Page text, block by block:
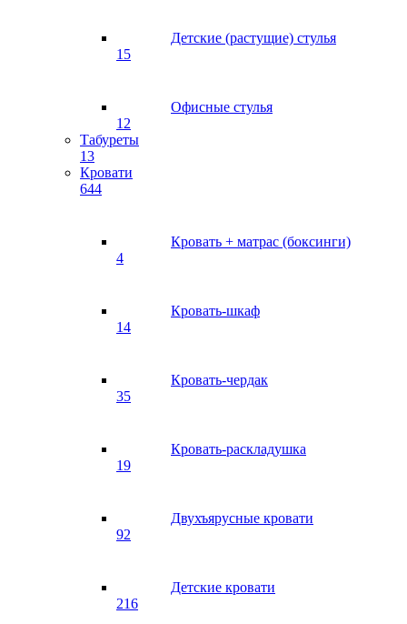
Детские (растущие) стулья
15
Офисные стулья
12
Табуреты
13
Кровати
644
Кровать + матрас (боксинги)
4
Кровать-шкаф
14
Кровать-чердак
35
Кровать-раскладушка
19
Двухъярусные кровати
92
Детские кровати
216